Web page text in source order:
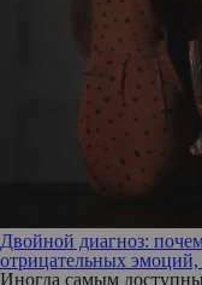
Двойной диагноз:
отрицательных эмоций,
Иногда самым